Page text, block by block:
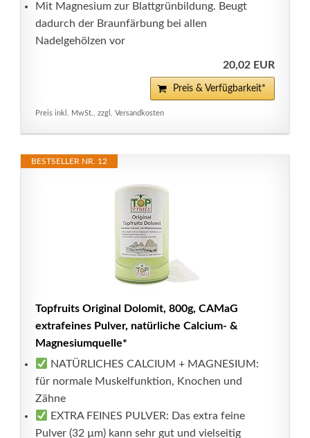
Mit Magnesium zur Blattgrünbildung. Beugt
dadurch der Braunfärbung bei allen
Nadelgehölzen vor
20,02 EUR
Preis & Verfügbarkeit*
Preis inkl. MwSt., zzgl. Versandkosten
BESTSELLER NR. 12
Topfruits Original Dolomit, 800g, CAMaG
extrafeines Pulver, natürliche Calcium- &
Magnesiumquelle*
NATÜRLICHES CALCIUM + MAGNESIUM:
für normale Muskelfunktion, Knochen und
Zähne
EXTRA FEINES PULVER: Das extra feine
Pulver (32 µm) kann sehr gut und vielseitig